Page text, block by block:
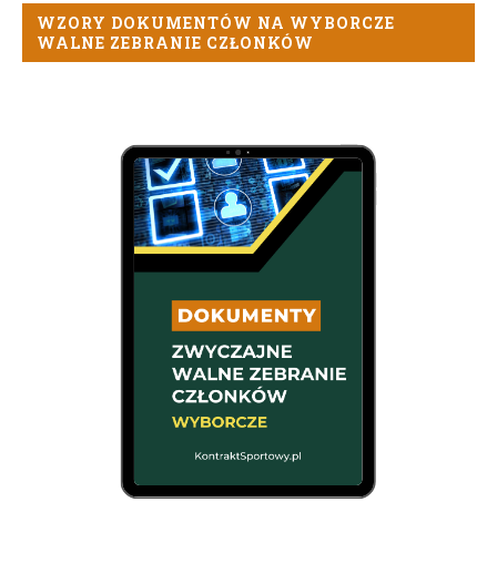
WZORY DOKUMENTÓW NA WYBORCZE
WALNE ZEBRANIE CZŁONKÓW